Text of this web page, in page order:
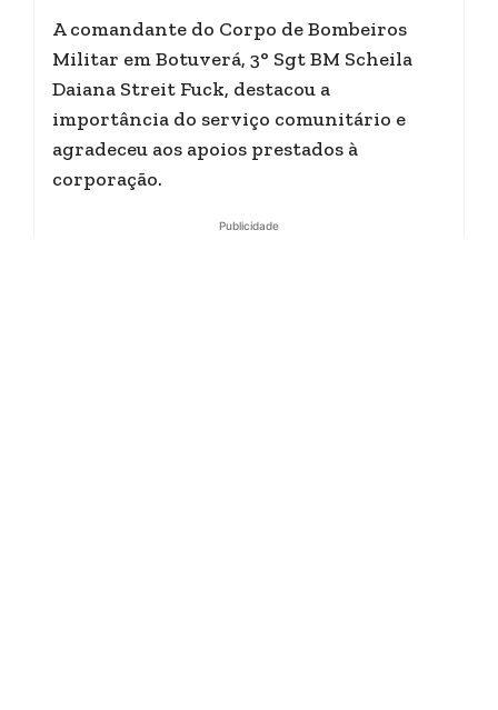
A comandante do Corpo de Bombeiros
Militar em Botuverá, 3° Sgt BM Scheila
Daiana Streit Fuck, destacou a
importância do serviço comunitário e
agradeceu aos apoios prestados à
corporação.
Publicidade